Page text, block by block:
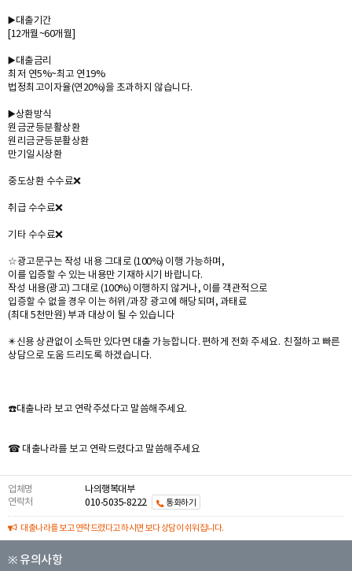
▶️대출기간
[12개월~60개월]
▶️대출금리
최저 연5%~최고 연19%
법정최고이자율(연20%)을 초과하지 않습니다.
▶️상환방식
원금균등분활상환
원리금균등분활상환
만기일시상환
중도상환 수수료❌️
취급 수수료❌️
기타 수수료❌️
☆광고문구는 작성 내용 그대로 (100%) 이행 가능하며,
이를 입증할 수 있는 내용만 기재하시기 바랍니다.
작성 내용(광고) 그대로 (100%) 이행하지 않거나, 이를 객관적으로
입증할 수 없을 경우 이는 허위/과장 광고에 해당되며, 과태료
(최대 5천만원) 부과 대상이 될 수 있습니다
✴️신용 상관없이 소득만 있다면 대출 가능합니다. 편하게 전화 주세요. 친절하고 빠른
상담으로 도움 드리도록 하겠습니다.
☎️대출나라 보고 연락주셨다고 말씀해주세요.
☎ 대출나라를 보고 연락드렸다고 말씀해주세요
업체명
나의행복대부
연락처
010-5035-8222 통화하기
대출나라를 보고 연락드렸다고 하시면 보다 상담이 쉬워집니다.
※ 유의사항